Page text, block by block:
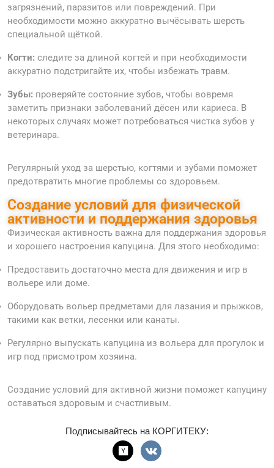
загрязнений, паразитов или повреждений. При
необходимости можно аккуратно вычёсывать шерсть
специальной щёткой.
Когти: следите за длиной когтей и при необходимости
аккуратно подстригайте их, чтобы избежать травм.
Зубы: проверяйте состояние зубов, чтобы вовремя
заметить признаки заболеваний дёсен или кариеса. В
некоторых случаях может потребоваться чистка зубов у
ветеринара.
Регулярный уход за шерстью, когтями и зубами поможет
предотвратить многие проблемы со здоровьем.
Создание условий для физической
активности и поддержания здоровья
Физическая активность важна для поддержания здоровья
и хорошего настроения капуцина. Для этого необходимо:
Предоставить достаточно места для движения и игр в
вольере или доме.
Оборудовать вольер предметами для лазания и прыжков,
такими как ветки, лесенки или канаты.
Регулярно выпускать капуцина из вольера для прогулок и
игр под присмотром хозяина.
Создание условий для активной жизни поможет капуцину
оставаться здоровым и счастливым.
Подписывайтесь на КОРГИТЕКУ: